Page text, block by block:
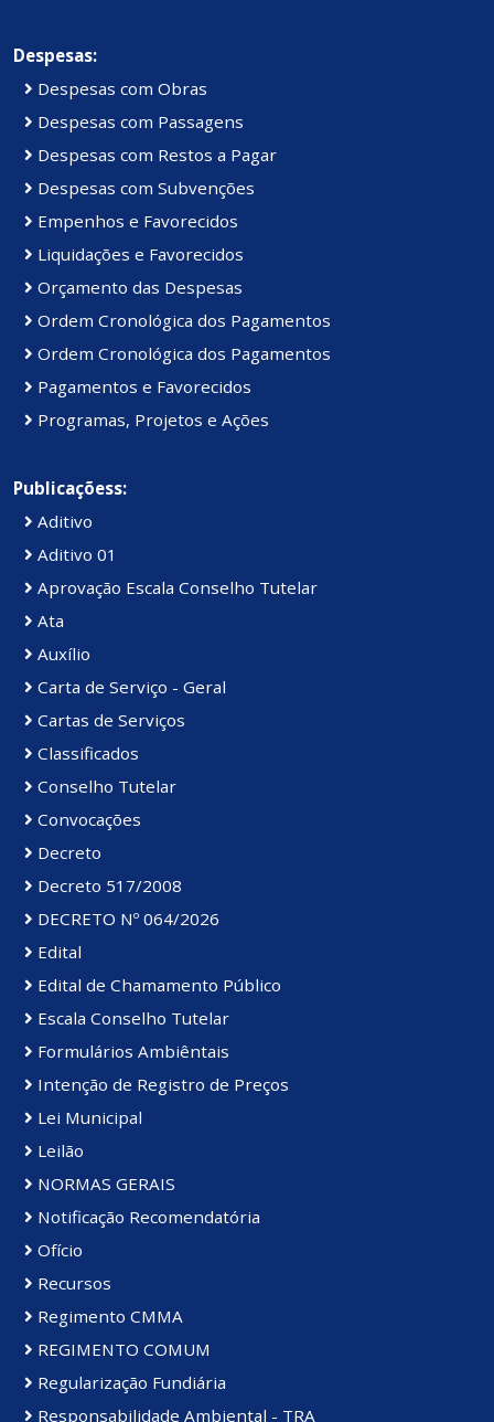
Despesas:
Despesas com Obras
Despesas com Passagens
Despesas com Restos a Pagar
Despesas com Subvenções
Empenhos e Favorecidos
Liquidações e Favorecidos
Orçamento das Despesas
Ordem Cronológica dos Pagamentos
Ordem Cronológica dos Pagamentos
Pagamentos e Favorecidos
Programas, Projetos e Ações
Publicaçõess:
Aditivo
Aditivo 01
Aprovação Escala Conselho Tutelar
Ata
Auxílio
Carta de Serviço - Geral
Cartas de Serviços
Classificados
Conselho Tutelar
Convocações
Decreto
Decreto 517/2008
DECRETO Nº 064/2026
Edital
Edital de Chamamento Público
Escala Conselho Tutelar
Formulários Ambiêntais
Intenção de Registro de Preços
Lei Municipal
Leilão
NORMAS GERAIS
Notificação Recomendatória
Ofício
Recursos
Regimento CMMA
REGIMENTO COMUM
Regularização Fundiária
Responsabilidade Ambiental - TRA